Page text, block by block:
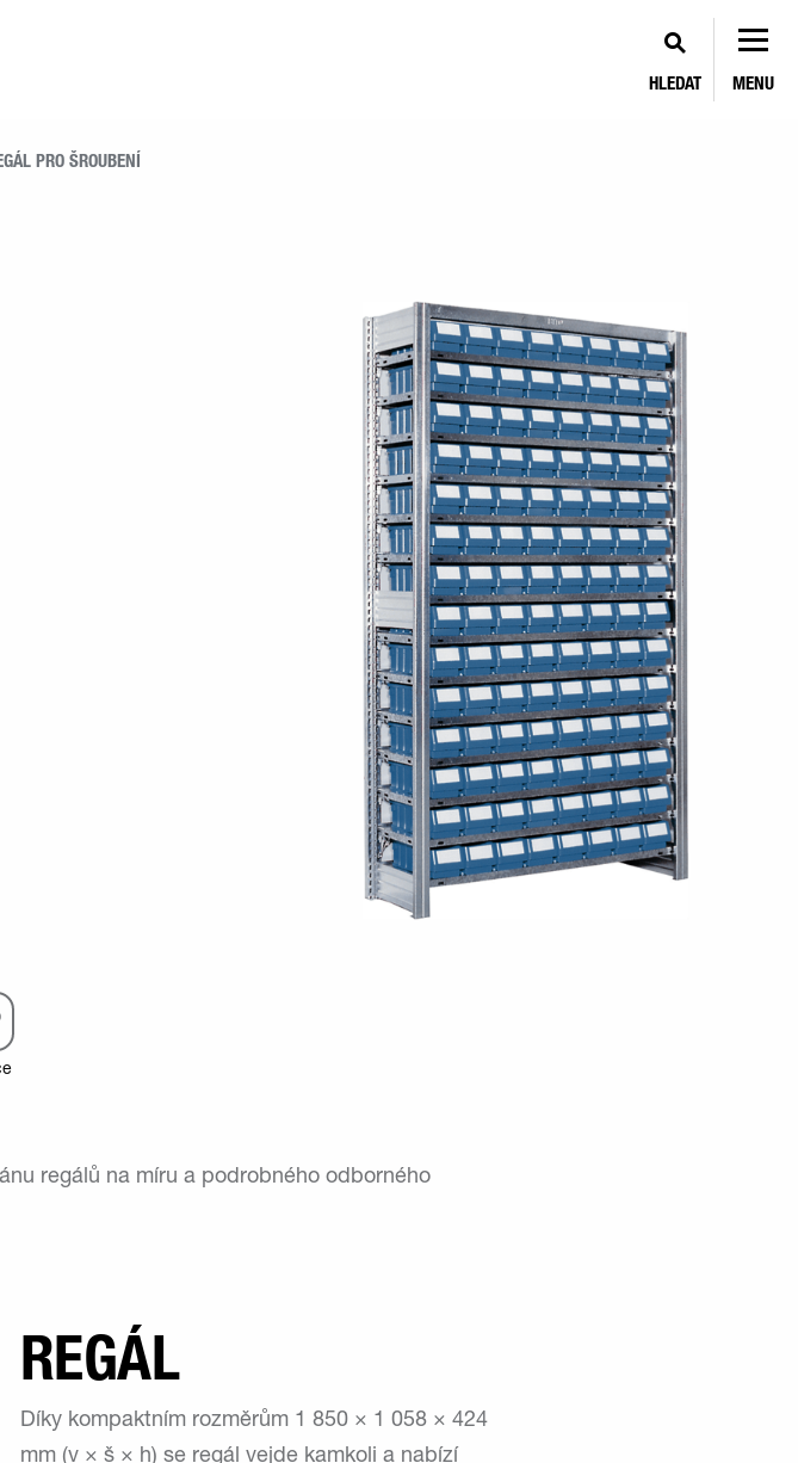
HLEDAT MENU
PRO ŠROUBENÍ
regálů na míru a podrobného odborného
REGÁL
Díky kompaktním rozměrům 1 850 × 1 058 × 424
mm (v × š × h) se regál vejde kamkoli a nabízí